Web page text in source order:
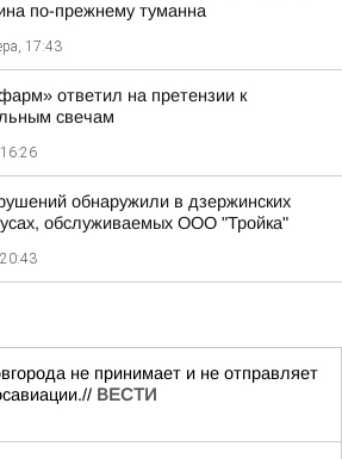
по-прежнему туманна
17:43
ответил на претензии к
свечам
обнаружили в дзержинских
обслуживаемых ООО "Тройка"
не принимает и не отправляет
ВЕСТИ